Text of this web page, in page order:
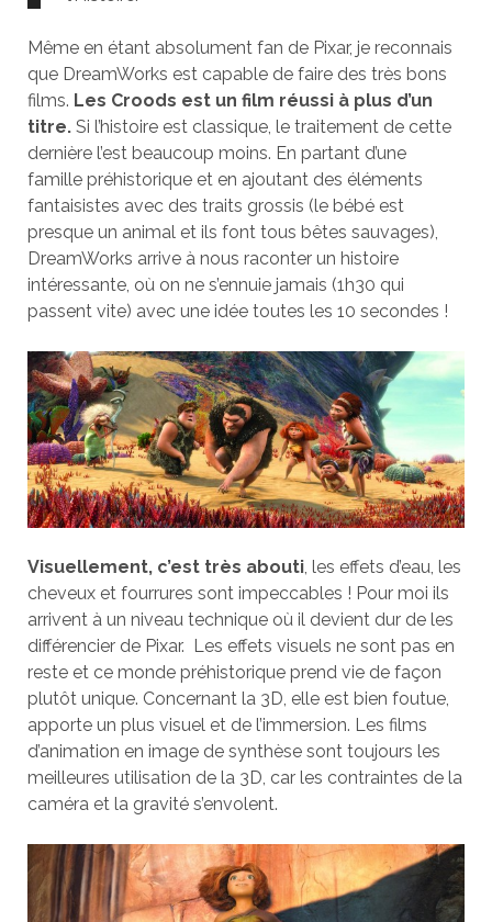
Même en étant absolument fan de Pixar, je reconnais
que DreamWorks est capable de faire des très bons
films. Les Croods est un film réussi à plus d’un
titre.Si l’histoire est classique, le traitement de cette
dernière l’est beaucoup moins. En partant d’une
famille préhistorique et en ajoutant des éléments
fantaisistes avec des traits grossis (le bébé est
presque un animal et ils font tous bêtes sauvages),
DreamWorks arrive à nous raconter un histoire
intéressante, où on ne s’ennuie jamais (1h30 qui
passent vite) avec une idée toutes les 10 secondes !
Visuellement, c’est très abouti, les effets d’eau, les
cheveux et fourrures sont impeccables ! Pour moi ils
arrivent à un niveau technique où il devient dur de les
différencier de Pixar. Les effets visuels ne sont pas en
reste et ce monde préhistorique prend vie de façon
plutôt unique. Concernant la 3D, elle est bien foutue,
apporte un plus visuel et de l’immersion. Les films
d’animation en image de synthèse sont toujours les
meilleures utilisation de la 3D, car les contraintes de la
caméra et la gravité s’envolent.